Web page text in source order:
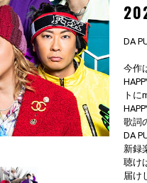
DA
今作
トに
歌詞
DA
新録
聴け
届け